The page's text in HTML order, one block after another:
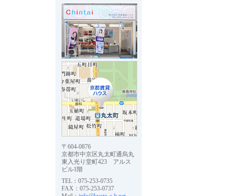
〒604-0876
京都市中京区丸太町通烏丸
東入光り堂町423 アルス
ビル1階
TEL：075-253-0735
FAX：075-253-0737